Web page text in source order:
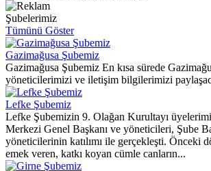
Şubelerimiz
Tümünü Göster
Gazimağusa Şubemiz
Gazimağusa Şubemiz En kısa sürede
yöneticilerimizi ve iletişim bilgilerimizi
Lefke Şubemiz
Lefke Şubemizin 9. Olağan Kurultayı
Merkezi Genel Başkanı ve yöneticileri, Şube
yöneticilerinin katılımı ile gerçekleşti. Önceki
emek veren, katkı koyan cümle canların...